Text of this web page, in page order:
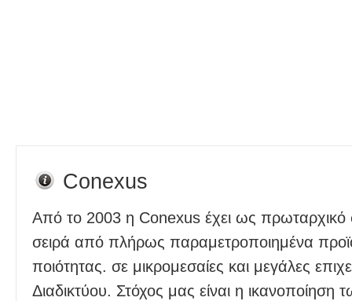
Conexus
Από το 2003 η Conexus έχει ως πρωταρχικό
σειρά από πλήρως παραμετροποιημένα
ποιότητας. σε μικρομεσαίες και μεγάλες
Διαδικτύου. Στόχος μας είναι η